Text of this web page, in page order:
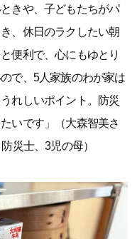
きや、子どもたちがパ
、休日のラクしたい朝
便利で、心にもゆとり
で、5人家族のわが家は
れしいポイント。防災
いです」（大森智美さ
災士、3児の母）